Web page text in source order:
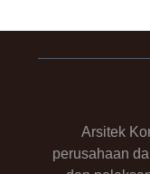
Arsitek
perusahaan